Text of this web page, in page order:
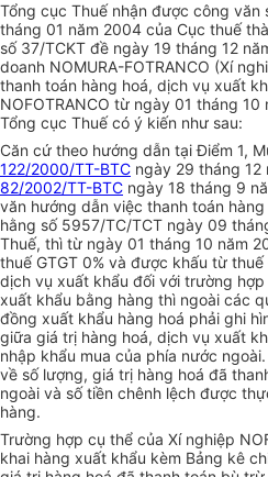
Tổng cục Thuế nhận được công
tháng 01 năm 2004 của Cục thuế
số 37/TCKT đề ngày 19 tháng 12
doanh NOMURA-FOTRANCO (Xí
thanh toán hàng hoá, dịch vụ xuất
NOFOTRANCO từ ngày 01 tháng 10
Tổng cục Thuế có ý kiến như sau:
Căn cứ theo hướng dẫn tại Điểm 1,
122/2000/TT-BTC ngày 29 tháng 12
82/2002/TT-BTC ngày 18 tháng 9
văn hướng dẫn việc thanh toán
hằng số 5957/TC/TCT ngày 09
Thuế, thì từ ngày 01 tháng 10 năm
thuế GTGT 0% và được khấu từ
dịch vụ xuất khẩu đối với trường
xuất khẩu bằng hàng thì ngoài các
đồng xuất khẩu hàng hoá phải ghi
giữa giá trị hàng hoá, dịch vụ xuất
nhập khẩu mua của phía nước
về số lượng, giá trị hàng hoá đã
ngoài và số tiền chênh lệch được
hàng.
Trường hợp cụ thể của Xí nghiệp
khai hàng xuất khẩu kèm Bảng kê